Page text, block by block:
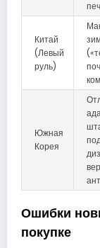
Китай
(Левый
руль)
Южная
Корея
Ошибки
покупке